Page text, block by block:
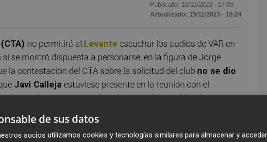
Publicado: 15/11/2023 · 17:08
Actualizado: 15/11/2023 · 18:24
no permitirá al Levante escuchar los audios de VAR en
se mostró dispuesta a personarse, en la figura de Jorge
la contestación del CTA sobre la solicitud del club no se dio
Javi Calleja estuviese presente en la reunión con el
organismo en responder: el Levante hizo pública la
la noche y el sábado por la mañana hizo formal la
de sus datos
socios utilizamos cookies y tecnologías similares para almacenar y